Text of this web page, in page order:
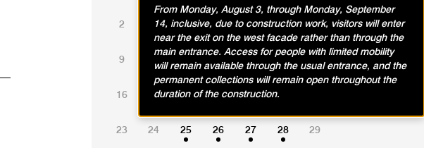
2 3 4 5 6 7 8
9 12 13 14
16 17 18 19 20 21
23 24 25 26 27 28 29
From Monday, August 3, through Monday, September
14, inclusive, due to construction work, visitors will enter
near the exit on the west facade rather than through the
main entrance. Access for people with limited mobility
will remain available through the usual entrance, and the
permanent collections will remain open throughout the
duration of the construction.